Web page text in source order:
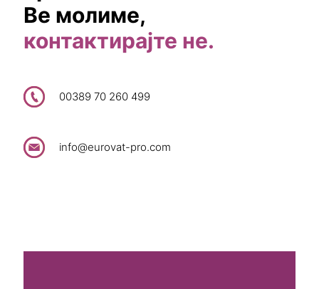
Ве молиме,
контактирајте не.
00389 70 260 499
info@eurovat-pro.com